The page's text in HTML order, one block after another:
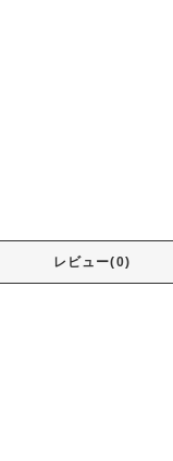
レビュー(0)